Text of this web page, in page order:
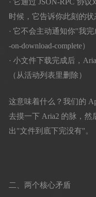
· 它通过 JSON-RPC 协
时候，它告诉你此刻的状
· 它不会主动通知你"我
-on-download-complete）
· 小文件下载完成后，
（从活动列表里删除）
这意味着什么？我们的
去摸一下 Aria2 的脉，然
出"文件到底下完没有"。
二、两个核心矛盾